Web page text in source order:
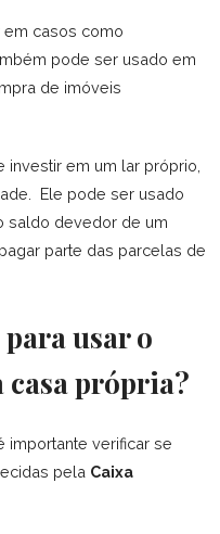
em casos como
pode ser usado em
de imóveis
investir em um lar próprio,
Ele pode ser usado
saldo devedor de um
parte das parcelas de
usar o
casa própria?
importante verificar se
pela Caixa